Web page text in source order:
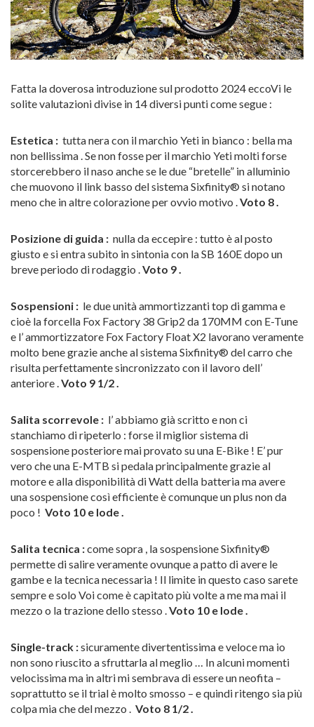
Fatta la doverosa introduzione sul prodotto 2024 eccoVi le
solite valutazioni divise in 14 diversi punti come segue :
Estetica : tutta nera con il marchio Yeti in bianco : bella ma
non bellissima . Se non fosse per il marchio Yeti molti forse
storcerebbero il naso anche se le due “bretelle” in alluminio
che muovono il link basso del sistema Sixfinity® si notano
meno che in altre colorazione per ovvio motivo . Voto 8 .
Posizione di guida : nulla da eccepire : tutto è al posto
giusto e si entra subito in sintonia con la SB 160E dopo un
breve periodo di rodaggio . Voto 9 .
Sospensioni : le due unità ammortizzanti top di gamma e
cioè la forcella Fox Factory 38 Grip2 da 170MM con E-Tune
e l’ ammortizzatore Fox Factory Float X2 lavorano veramente
molto bene grazie anche al sistema Sixfinity® del carro che
risulta perfettamente sincronizzato con il lavoro dell’
anteriore . Voto 9 1/2 .
Salita scorrevole : l’ abbiamo già scritto e non ci
stanchiamo di ripeterlo : forse il miglior sistema di
sospensione posteriore mai provato su una E-Bike ! E’ pur
vero che una E-MTB si pedala principalmente grazie al
motore e alla disponibilità di Watt della batteria ma avere
una sospensione così efficiente è comunque un plus non da
poco ! Voto 10 e lode .
Salita tecnica :come sopra , la sospensione Sixfinity®
permette di salire veramente ovunque a patto di avere le
gambe e la tecnica necessaria ! Il limite in questo caso sarete
sempre e solo Voi come è capitato più volte a me ma mai il
mezzo o la trazione dello stesso . Voto 10 e lode .
Single-track :sicuramente divertentissima e veloce ma io
non sono riuscito a sfruttarla al meglio … In alcuni momenti
velocissima ma in altri mi sembrava di essere un neofita –
soprattutto se il trial è molto smosso – e quindi ritengo sia più
colpa mia che del mezzo . Voto 8 1/2 .